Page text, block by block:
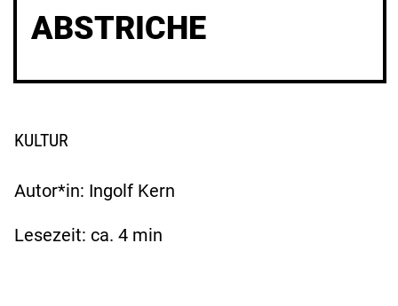
ABSTRICHE
KULTUR
Autor*in: Ingolf Kern
Lesezeit: ca. 4 min